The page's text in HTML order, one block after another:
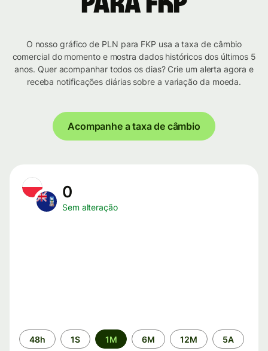
O nosso gráfico de PLN para FKP usa a taxa de câmbio
comercial do momento e mostra dados históricos dos últimos 5
anos. Quer acompanhar todos os dias? Crie um alerta agora e
receba notificações diárias sobre a variação da moeda.
Acompanhe a taxa de câmbio
0
Sem alteração
Período
de
48h 1S 1M 6M 12M 5A